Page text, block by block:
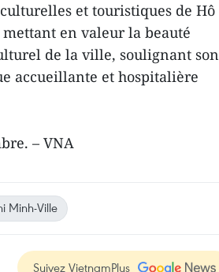
culturelles et touristiques de Hô
en valeur la beauté
de la ville, soulignant son
accueillante et hospitalière
– VNA
Minh-Ville
Suivez VietnamPlus